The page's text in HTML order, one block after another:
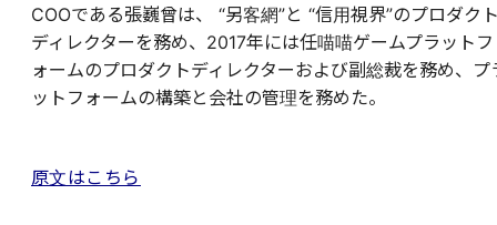
COOである張巍曾は、 “另客網”と “信用視界”のプロダク
ディレクターを務め、2017年には任喵喵ゲームプラットフ
ォームのプロダクトディレクターおよび副総裁を務め、プ
ットフォームの構築と会社の管理を務めた。
原文はこちら